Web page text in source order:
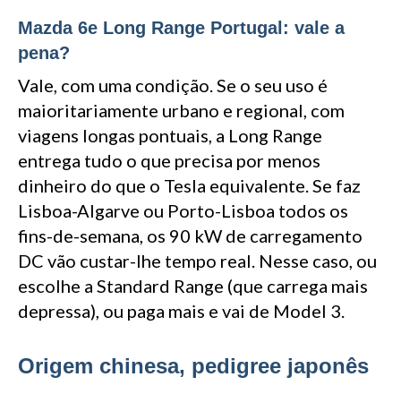
Mazda 6e Long Range Portugal: vale a
pena?
Vale, com uma condição. Se o seu uso é
maioritariamente urbano e regional, com
viagens longas pontuais, a Long Range
entrega tudo o que precisa por menos
dinheiro do que o Tesla equivalente. Se faz
Lisboa-Algarve ou Porto-Lisboa todos os
fins-de-semana, os 90 kW de carregamento
DC vão custar-lhe tempo real. Nesse caso, ou
escolhe a Standard Range (que carrega mais
depressa), ou paga mais e vai de Model 3.
Origem chinesa, pedigree japonês